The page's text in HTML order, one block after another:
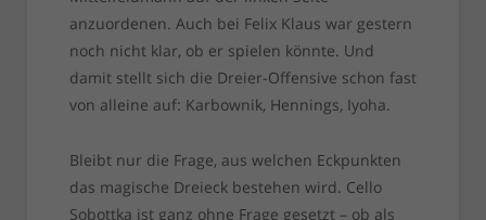
anzuordenen. Auch bei Felix Klaus war gestern
noch nicht klar, ob er spielen könnte. Und
damit stellt sich die Dreier-Offensive schon fast
von alleine auf: Karbownik, Hennings, Iyoha.
Bleibt nur die Frage, aus welchen Eckpunkten
das magische Dreieck bestehen wird. Cello
Sobottka ist ganz ohne Frage gesetzt – ob als